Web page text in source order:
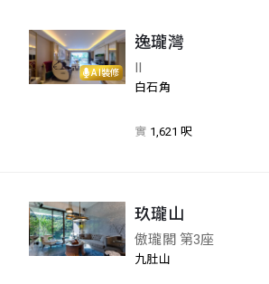
AI裝修
逸瓏灣
II
白石角
實 1,621 呎
玖瓏山
傲瓏閣 第3座
九肚山